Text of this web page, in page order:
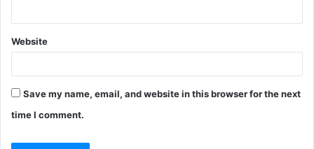
Website
Save my name, email, and website in this browser for the next
time I comment.